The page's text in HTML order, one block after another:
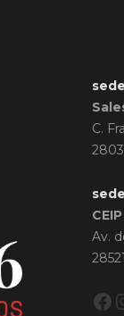
C.
Av.